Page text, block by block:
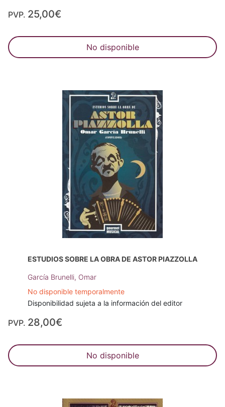
PVP. 25,00€
No disponible
ESTUDIOS SOBRE LA OBRA DE ASTOR PIAZZOLLA
García Brunelli, Omar
No disponible temporalmente
Disponibilidad sujeta a la información del editor
PVP. 28,00€
No disponible